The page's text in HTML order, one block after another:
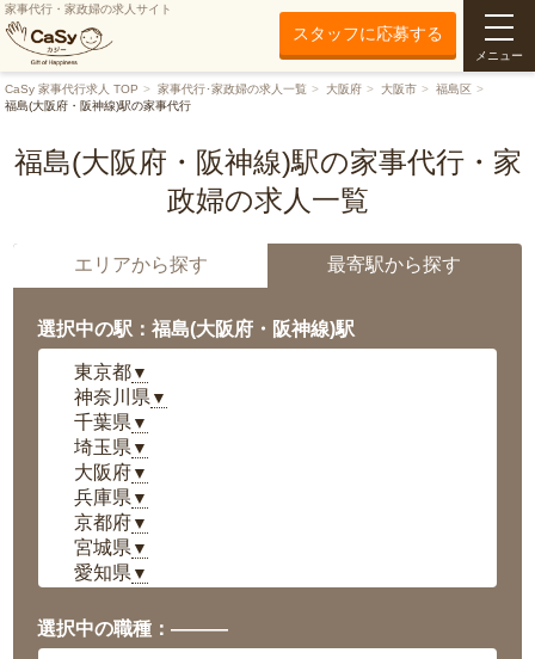
家事代行・家政婦の求人サイト
スタッフに応募する
メニュー
CaSy 家事代行求人 TOP 家事代行･家政婦の求人一覧 大阪府 大阪市
福島区
福島(大阪府・阪神線)駅の家事代行
福島(大阪府・阪神線)駅の家事代行・家
政婦の求人一覧
エリアから探す 最寄駅から探す
選択中の駅：福島(大阪府・阪神線)駅
東京都▼
神奈川県 ▼
千葉県 ▼
埼玉県 ▼
大阪府▼
兵庫県 ▼
京都府▼
宮城県 ▼
愛知県 ▼
岡山県▼
広島県▼
選択中の職種：———